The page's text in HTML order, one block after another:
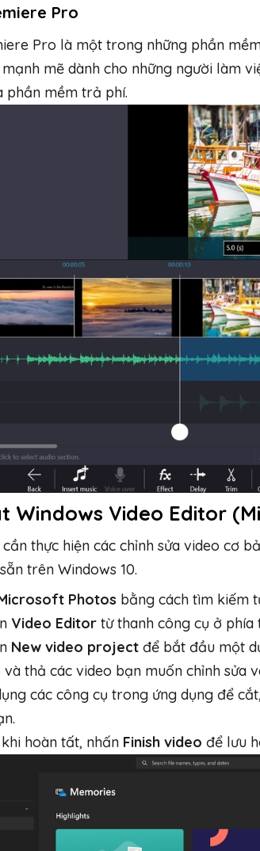
Pro
Pro là một trong những phần
mẽ dành cho những người làm
phần mềm trả phí.
Windows Video Editor
thực hiện các chỉnh sửa video cơ
trên Windows 10.
Photos bằng cách tìm kiếm
Video Editor từ thanh công cụ ở phía
New video project để bắt đầu một
và thả các video bạn muốn chỉnh sửa
các công cụ trong ứng dụng để
khi hoàn tất, nhấn Finish video để lưu